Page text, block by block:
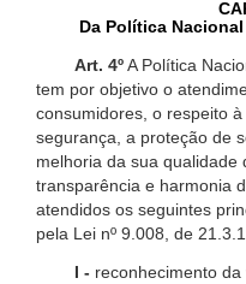
Da Política
Art. 4ºA Política
tem por objetivo o
consumidores, o respeito
segurança, a proteção de
melhoria da sua qualidade
transparência e harmonia
atendidos os
pela Lei nº 9.008, de
I - reconhecimento